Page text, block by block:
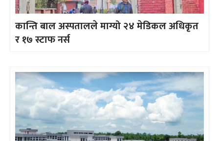
कान्ति बाल अस्पतालले माग्यो २४ मेडिकल अधिकृत
र १७ स्टाफ नर्स